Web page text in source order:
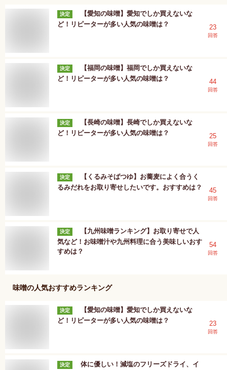
決定
【愛知の味噌】愛知でしか買えないな
ど！リピーターが多い人気の味噌は？
23
回答
決定
【福岡の味噌】福岡でしか買えないな
ど！リピーターが多い人気の味噌は？
44
回答
決定
【長崎の味噌】長崎でしか買えないな
ど！リピーターが多い人気の味噌は？
25
回答
決定
【くるみそばつゆ】お蕎麦によく合うく
るみだれをお取り寄せしたいです。おすすめは？
45
回答
決定
【九州味噌ランキング】お取り寄せで人
気など！お味噌汁や九州料理に合う美味しいおす
すめは？
54
回答
味噌の人気おすすめランキング
決定
【愛知の味噌】愛知でしか買えないな
ど！リピーターが多い人気の味噌は？
23
回答
決定
体に優しい！減塩のフリーズドライ、イ